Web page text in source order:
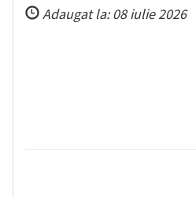
Adaugat la: 08 iulie 2026